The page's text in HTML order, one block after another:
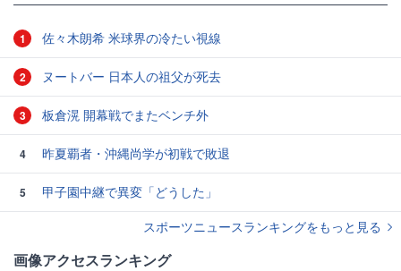
1 佐々木朗希 米球界の冷たい視線
2 ヌートバー 日本人の祖父が死去
3 板倉滉 開幕戦でまたベンチ外
4 昨夏覇者・沖縄尚学が初戦で敗退
5
甲子園中継で異変「どうした」
スポーツニュースランキングをもっと見る
画像アクセスランキング